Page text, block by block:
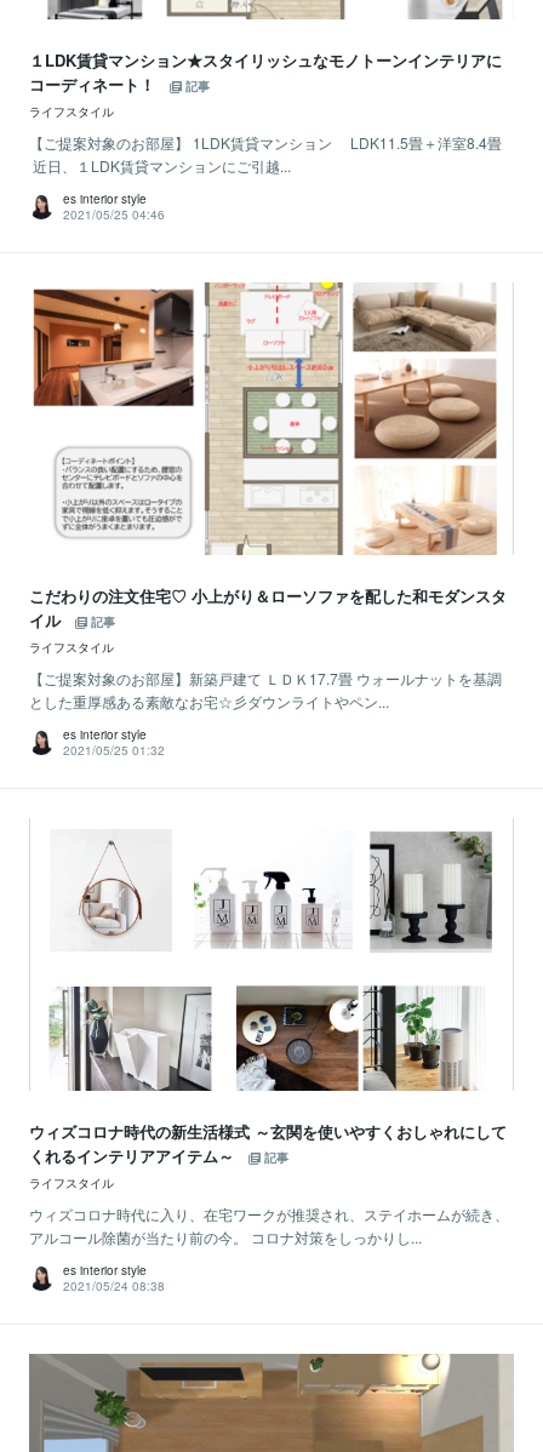
１LDK賃貸マンション★スタイリッシュなモノトーンインテリアに
コーディネート！
記事
ライフスタイル
【ご提案対象のお部屋】 1LDK賃貸マンション LDK11.5畳＋洋室8.4畳
近日、１LDK賃貸マンションにご引越...
es interior style
2021/05/25 04:46
こだわりの注文住宅♡ 小上がり＆ローソファを配した和モダンスタ
イル
記事
ライフスタイル
【ご提案対象のお部屋】新築戸建て ＬＤＫ17.7畳 ウォールナットを基調
とした重厚感ある素敵なお宅☆彡ダウンライトやペン...
es interior style
2021/05/25 01:32
ウィズコロナ時代の新生活様式 ～玄関を使いやすくおしゃれにして
くれるインテリアアイテム～
記事
ライフスタイル
ウィズコロナ時代に入り、在宅ワークが推奨され、ステイホームが続き、
アルコール除菌が当たり前の今。 コロナ対策をしっかりし...
es interior style
2021/05/24 08:38